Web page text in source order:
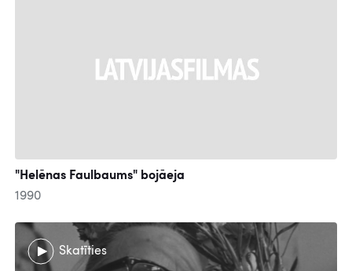
"Helēnas Faulbaums" bojāeja
1990
Skatīties